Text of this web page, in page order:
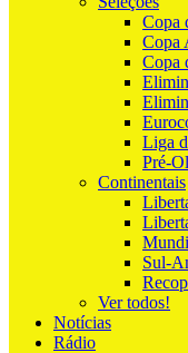
Copa
Copa
Copa
Liga
Pré-
Continentais
Sul-
Ver todos!
Notícias
Rádio